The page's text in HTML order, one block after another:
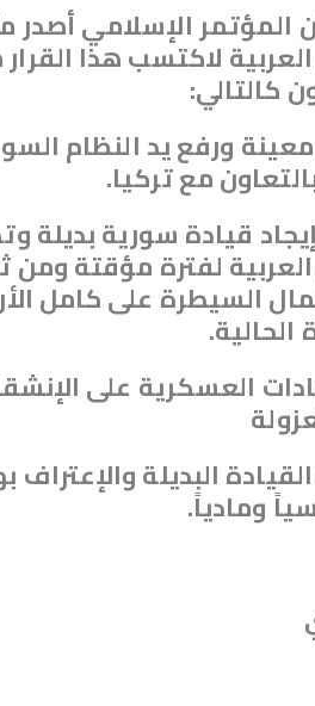
المؤتمر الإسلامي أصدر
لاكتسب هذا
كالتالي:
ورفع يد النظام
مع تركيا.
قيادة سورية بديلة
لفترة مؤقتة ومن
السيطرة على كامل
الحالية.
العسكرية على
البديلة والإعتراف
ومادياً.